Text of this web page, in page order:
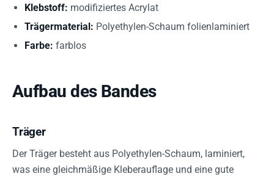
Klebstoff: modifiziertes Acrylat
Trägermaterial: Polyethylen-Schaum folienlaminiert
Farbe: farblos
Aufbau des Bandes
Träger
Der Träger besteht aus Polyethylen-Schaum, laminiert,
was eine gleichmäßige Kleberauflage und eine gute